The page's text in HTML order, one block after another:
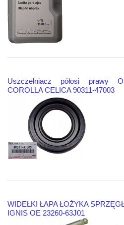
Uszczelniacz półosi prawy
COROLLA CELICA 90311-47003
WIDEŁKI ŁAPA ŁOŻYKA
IGNIS OE 23260-63J01